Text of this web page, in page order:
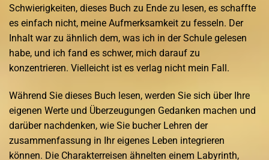
Schwierigkeiten, dieses Buch zu Ende zu lesen, es schaffte
es einfach nicht, meine Aufmerksamkeit zu fesseln. Der
Inhalt war zu ähnlich dem, was ich in der Schule gelesen
habe, und ich fand es schwer, mich darauf zu
konzentrieren. Vielleicht ist es verlag nicht mein Fall.
Während Sie dieses Buch lesen, werden Sie sich über Ihre
eigenen Werte und Überzeugungen Gedanken machen und
darüber nachdenken, wie Sie bucher Lehren der
zusammenfassung in Ihr eigenes Leben integrieren
können. Die Charakterreisen ähnelten einem Labyrinth,